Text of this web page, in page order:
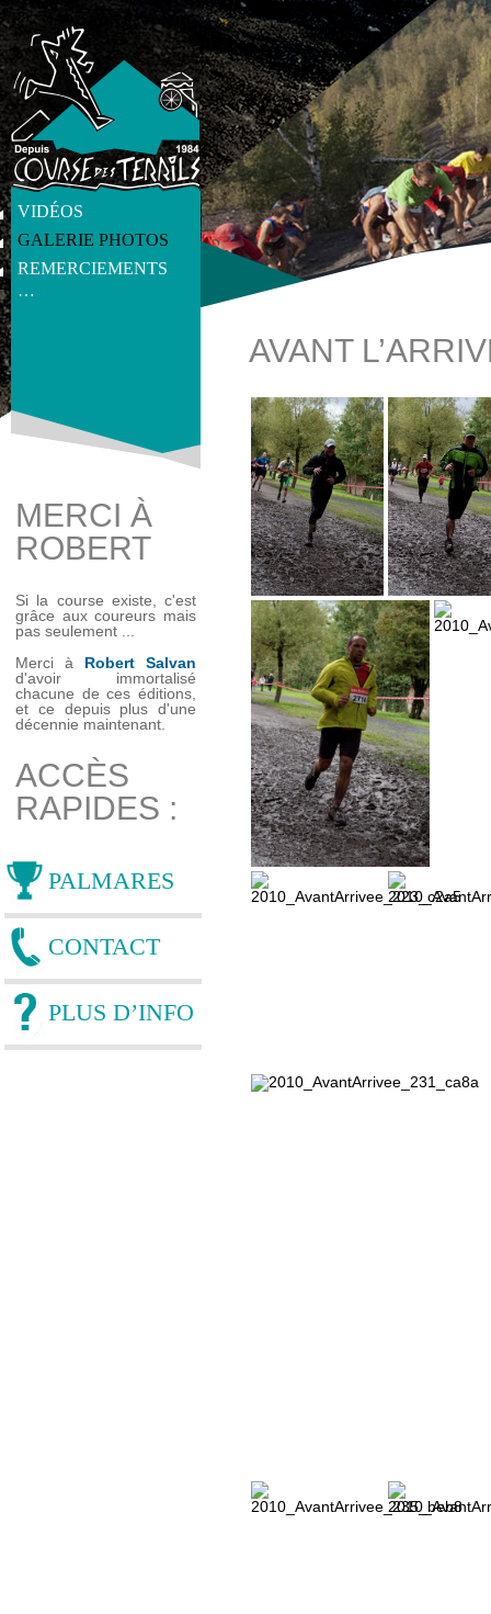
VIDÉOS
GALERIE PHOTOS
REMERCIEMENTS
…
get_post_meta(get_the_ID(), 'thumb', true) ?>
MERCI À
ROBERT
Si la course existe, c'est
grâce aux coureurs mais
pas seulement ...
Merci à Robert Salvan
d'avoir immortalisé
chacune de ces éditions,
et ce depuis plus d'une
décennie maintenant.
ACCÈS
RAPIDES :
PALMARES
CONTACT
PLUS D’INFO
AVANT